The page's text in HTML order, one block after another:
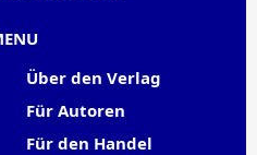
Über den Verlag
Für Autoren
Für den Handel